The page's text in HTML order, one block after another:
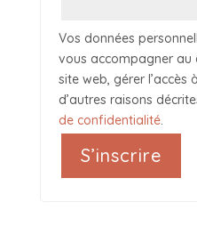
Vos données
vous accompagner au
site web, gérer
d’autres raisons
de confidentialité.
S’inscrire